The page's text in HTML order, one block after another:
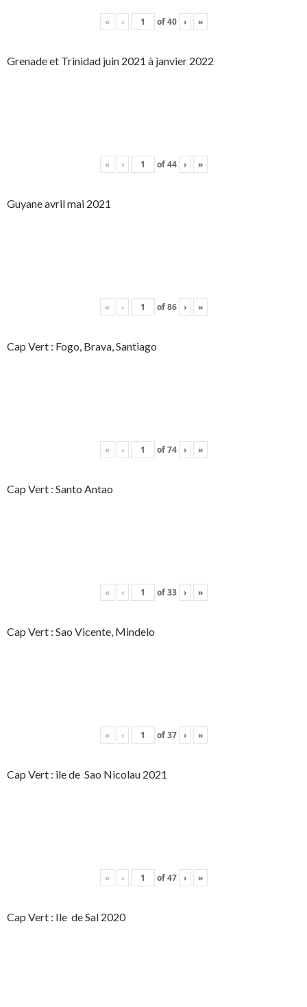
« ‹ of40 › »
Grenade et Trinidad juin 2021 à janvier 2022
« ‹ of44 › »
Guyane avril mai 2021
« ‹ of86 › »
Cap Vert : Fogo, Brava, Santiago
« ‹ of74 › »
Cap Vert : Santo Antao
« ‹ of33 › »
Cap Vert : Sao Vicente, Mindelo
« ‹ of37 › »
Cap Vert : île de Sao Nicolau 2021
« ‹ of47 › »
Cap Vert : Ile de Sal 2020